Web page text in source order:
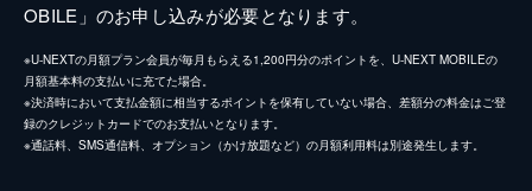
OBILE」のお申し込みが必要となります。
※U-NEXTの月額プラン会員が毎月もらえる1,200円分のポイントを、U-NEXT MOBILEの
月額基本料の支払いに充てた場合。
※決済時において支払金額に相当するポイントを保有していない場合、差額分の料金はご登
録のクレジットカードでのお支払いとなります。
※通話料、SMS通信料、オプション（かけ放題など）の月額利用料は別途発生します。